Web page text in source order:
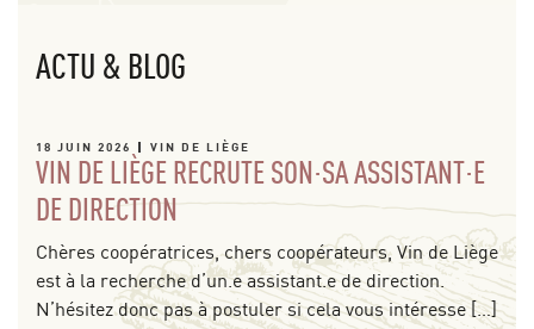
ACTU & BLOG
18 JUIN 2026 VIN DE LIÈGE
VIN DE LIÈGE RECRUTE SON·SA ASSISTANT·E
DE DIRECTION
Chères coopératrices, chers coopérateurs, Vin de Liège
est à la recherche d’un.e assistant.e de direction.
N’hésitez donc pas à postuler si cela vous intéresse […]